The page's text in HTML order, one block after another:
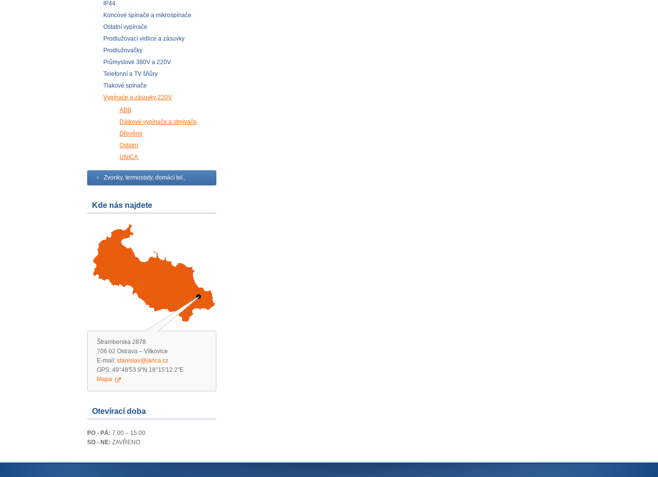
IP44
Koncové spínače a mikrospínače
Ostatní vypínače
Prodlužovací vidlice a zásuvky
Prodlužovačky
Průmyslové 380V a 220V
Telefonní a TV šňůry
Tlakové spínače
Vypínače a zásuvky 220V
ABB
Dálkové vypínače a stmívače
Dřevěné
Ostatní
UNICA
Zvonky, termostaty, domácí tel.,
Kde nás najdete
Štramberska 2878
706 02 Ostrava – Vítkovice
E-mail: stanislav@janca.cz
GPS: 49°48'53.9"N 18°15'12.2"E
Mapa
Otevírací doba
PO - PÁ: 7.00 – 15.00
SO - NE: ZAVŘENO